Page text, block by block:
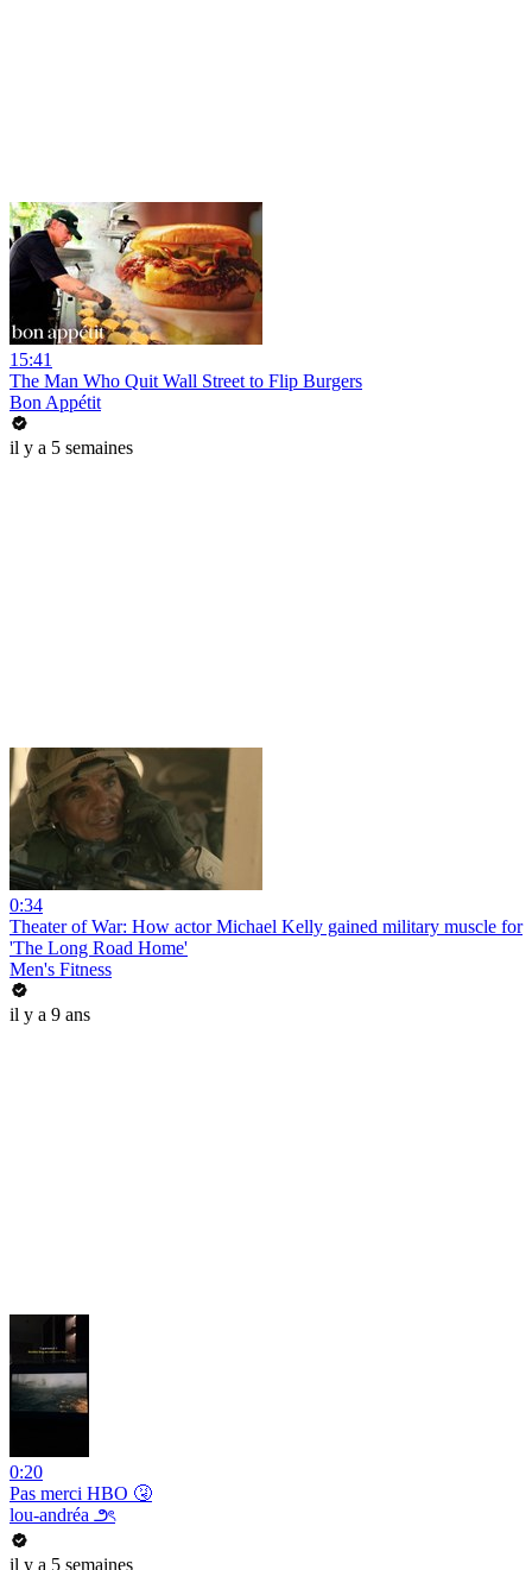
15:41
The Man Who Quit Wall Street to Flip Burgers
Bon Appétit
il y a 5 semaines
0:34
Theater of War: How actor Michael Kelly gained military muscle for
'The Long Road Home'
Men's Fitness
il y a 9 ans
0:20
Pas merci HBO 🤧
lou-andréa ౨ৎ
il y a 5 semaines